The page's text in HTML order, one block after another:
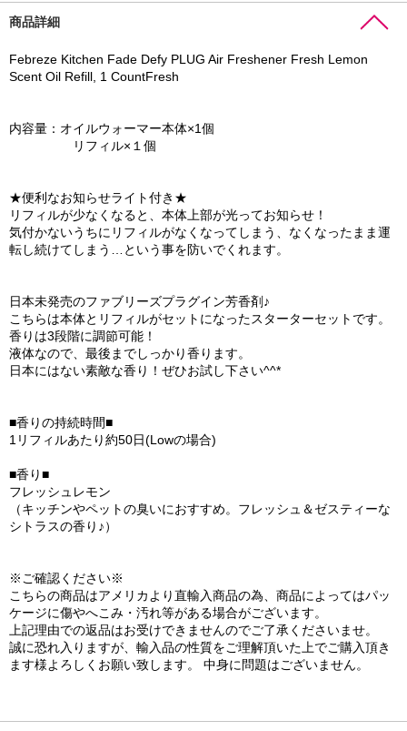
商品詳細
Febreze Kitchen Fade Defy PLUG Air Freshener Fresh Lemon
Scent Oil Refill, 1 CountFresh
内容量：オイルウォーマー本体×1個
リフィル×１個
★便利なお知らせライト付き★
リフィルが少なくなると、本体上部が光ってお知らせ！
気付かないうちにリフィルがなくなってしまう、なくなったまま運
転し続けてしまう…という事を防いでくれます。
日本未発売のファブリーズプラグイン芳香剤♪
こちらは本体とリフィルがセットになったスターターセットです。
香りは3段階に調節可能！
液体なので、最後までしっかり香ります。
日本にはない素敵な香り！ぜひお試し下さい^^*
■香りの持続時間■
1リフィルあたり約50日(Lowの場合)
■香り■
フレッシュレモン
（キッチンやペットの臭いにおすすめ。フレッシュ＆ゼスティーな
シトラスの香り♪）
※ご確認ください※
こちらの商品はアメリカより直輸入商品の為、商品によってはパッ
ケージに傷やへこみ・汚れ等がある場合がございます。
上記理由での返品はお受けできませんのでご了承くださいませ。
誠に恐れ入りますが、輸入品の性質をご理解頂いた上でご購入頂き
ます様よろしくお願い致します。 中身に問題はございません。